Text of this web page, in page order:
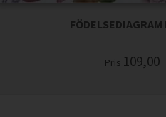
Pris 109,00